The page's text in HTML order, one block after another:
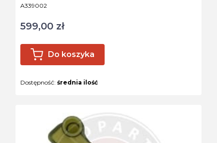
Kod produktu
A339002
Cena
599,00 zł
Do koszyka
Dostępność: średnia ilość